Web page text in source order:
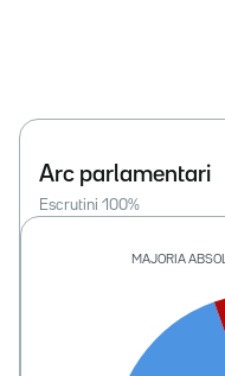
Arc parlamentari
Escrutini 100%